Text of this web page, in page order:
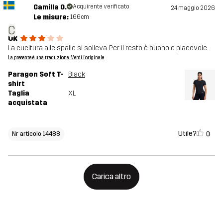
C
Camilla O. Acquirente verificato 24 maggio 2026
Le misure: 166cm
Ok
La cucitura alle spalle si solleva. Per il resto è buono e piacevole.
La presente è una traduzione. Verdi l'originale
Paragon Soft T-
shirt
Black
Taglia
acquistata
XL
Nr articolo 14488 Utile? 0
Carica altro